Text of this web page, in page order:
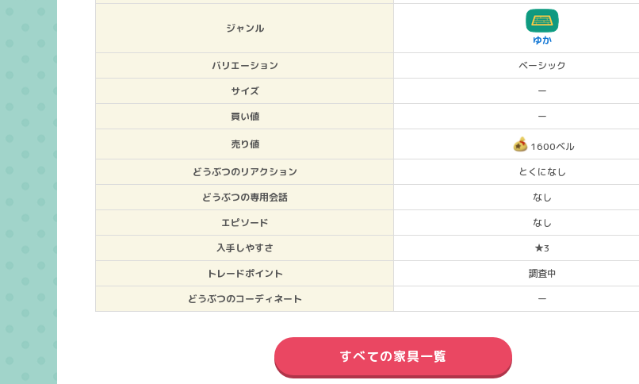
ジャンル
ゆか
バリエーション
ベーシック
サイズ
ー
買い値
ー
売り値
1600ベル
どうぶつのリアクション
とくになし
どうぶつの専用会話
なし
エピソード
なし
入手しやすさ
★3
トレードポイント
調査中
どうぶつのコーディネート
ー
すべての家具一覧